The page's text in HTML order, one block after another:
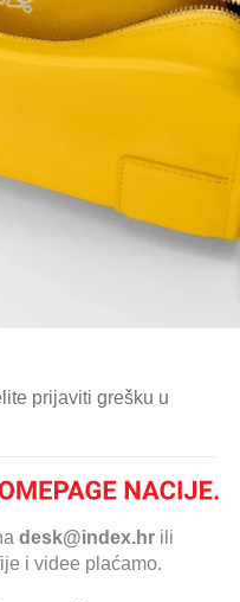
prijaviti grešku u
desk@index.hr ili
i videe plaćamo.